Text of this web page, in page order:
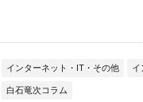
インターネット・IT・その他
イ
白石竜次コラム